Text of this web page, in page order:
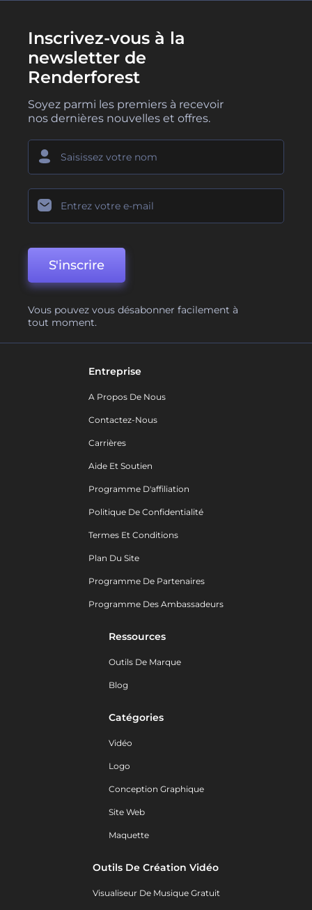
Inscrivez-vous à la
newsletter de
Renderforest
Soyez parmi les premiers à recevoir
nos dernières nouvelles et offres.
S'inscrire
Vous pouvez vous désabonner facilement à
tout moment.
Entreprise
A Propos De Nous
Contactez-Nous
Carrières
Aide Et Soutien
Programme D'affiliation
Politique De Confidentialité
Termes Et Conditions
Plan Du Site
Programme De Partenaires
Programme Des Ambassadeurs
Ressources
Outils De Marque
Blog
Catégories
Vidéo
Logo
Conception Graphique
Site Web
Maquette
Outils De Création Vidéo
Visualiseur De Musique Gratuit